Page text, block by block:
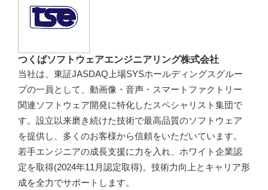
つくばソフトウェアエンジニアリング株式会社
当社は、東証JASDAQ上場SYSホールディングスグルー
プの一員として、動画像・音声・スマートファクトリー
関連ソフトウェア開発に特化したスペシャリスト集団で
す。設立以来磨き続けた技術で最高品質のソフトウェア
を提供し、多くのお客様から信頼をいただいています。
若手エンジニアの成長支援に力を入れ、ホワイト企業認
定を取得(2024年11月認定取得)。技術力向上とキャリア形
成を全力でサポートします。